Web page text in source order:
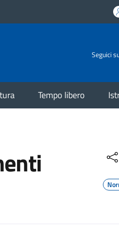
Seguici
Tempo libero